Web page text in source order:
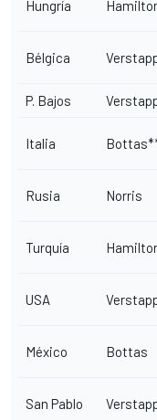
Hungría
Bélgica
P. Bajos
Italia
Rusia Norris
Turquía
USA
México Bottas
San Pablo